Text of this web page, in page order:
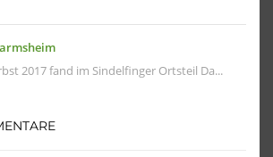
2017 fand im Sindelfinger Ortsteil Da...